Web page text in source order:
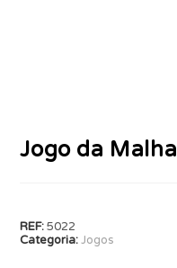
Jogo da Malha
REF:5022
Categoria:Jogos